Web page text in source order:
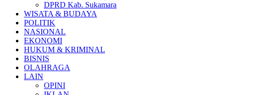
DPRD Kab. Sukamara
WISATA & BUDAYA
POLITIK
NASIONAL
EKONOMI
HUKUM & KRIMINAL
BISNIS
OLAHRAGA
LAIN
OPINI